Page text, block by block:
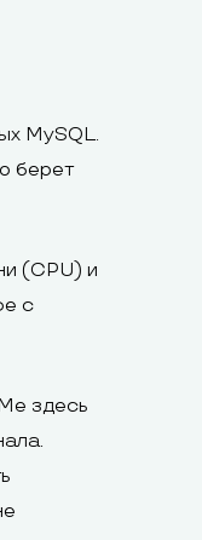
MySQL.
берет
(CPU) и
с
здесь